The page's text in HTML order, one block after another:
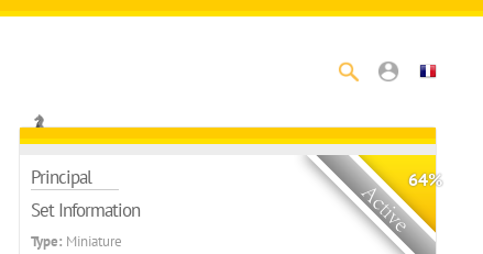
64%
Principal
Set Information
Type: Miniature